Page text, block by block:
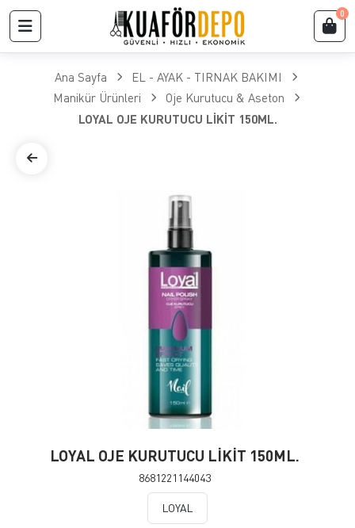
0
Ana Sayfa
EL - AYAK - TIRNAK BAKIMI
Manikür Ürünleri
Oje Kurutucu & Aseton
LOYAL OJE KURUTUCU LİKİT 150ML.
LOYAL OJE KURUTUCU LİKİT 150ML.
8681221144043
LOYAL